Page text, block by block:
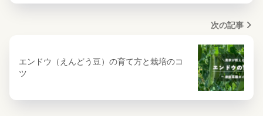
次の記事
エンドウ（えんどう豆）の育て方と栽培のコ
ツ